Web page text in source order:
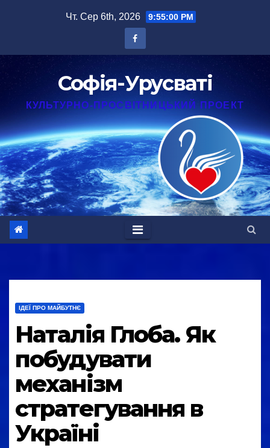
Чт. Сер 6th, 2026 9:55:01 PM
Софія-Урусваті
КУЛЬТУРНО-ПРОСВІТНИЦЬКИЙ ПРОЕКТ
ІДЕЇ ПРО МАЙБУТНЄ
Наталія Глоба. Як
побудувати
механізм
стратегування в
Україні